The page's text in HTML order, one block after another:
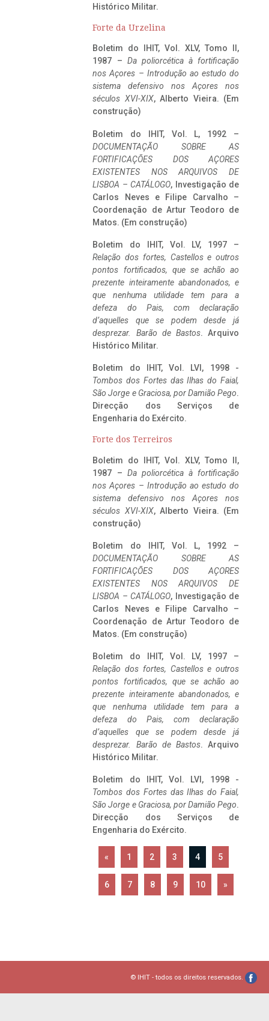
Histórico Militar.
Forte da Urzelina
Boletim do IHIT, Vol. XLV, Tomo II,
1987 – Da poliorcética à fortificação
nos Açores – Introdução ao estudo do
sistema defensivo nos Açores nos
séculos XVI-XIX, Alberto Vieira. (Em
construção)
Boletim do IHIT, Vol. L, 1992 –
DOCUMENTAÇÃO SOBRE AS
FORTIFICAÇÕES DOS AÇORES
EXISTENTES NOS ARQUIVOS DE
LISBOA – CATÁLOGO, Investigação de
Carlos Neves e Filipe Carvalho –
Coordenação de Artur Teodoro de
Matos. (Em construção)
Boletim do IHIT, Vol. LV, 1997 –
Relação dos fortes, Castellos e outros
pontos fortificados, que se achão ao
prezente inteiramente abandonados, e
que nenhuma utilidade tem para a
defeza do Pais, com declaração
d’aquelles que se podem desde já
desprezar. Barão de Bastos. Arquivo
Histórico Militar.
Boletim do IHIT, Vol. LVI, 1998 -
Tombos dos Fortes das Ilhas do Faial,
São Jorge e Graciosa, por Damião Pego.
Direcção dos Serviços de
Engenharia do Exército.
Forte dos Terreiros
Boletim do IHIT, Vol. XLV, Tomo II,
1987 – Da poliorcética à fortificação
nos Açores – Introdução ao estudo do
sistema defensivo nos Açores nos
séculos XVI-XIX, Alberto Vieira. (Em
construção)
Boletim do IHIT, Vol. L, 1992 –
DOCUMENTAÇÃO SOBRE AS
FORTIFICAÇÕES DOS AÇORES
EXISTENTES NOS ARQUIVOS DE
LISBOA – CATÁLOGO, Investigação de
Carlos Neves e Filipe Carvalho –
Coordenação de Artur Teodoro de
Matos. (Em construção)
Boletim do IHIT, Vol. LV, 1997 –
Relação dos fortes, Castellos e outros
pontos fortificados, que se achão ao
prezente inteiramente abandonados, e
que nenhuma utilidade tem para a
defeza do Pais, com declaração
d’aquelles que se podem desde já
desprezar. Barão de Bastos. Arquivo
Histórico Militar.
Boletim do IHIT, Vol. LVI, 1998 -
Tombos dos Fortes das Ilhas do Faial,
São Jorge e Graciosa, por Damião Pego.
Direcção dos Serviços de
Engenharia do Exército.
« 1 2 3 4 5
6 7 8 9 10 »
© IHIT - todos os direitos reservados.